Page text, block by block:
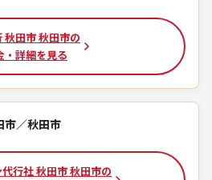
秋田市 秋田市の
・詳細を見る
市／秋田市
行社 秋田市 秋田市の